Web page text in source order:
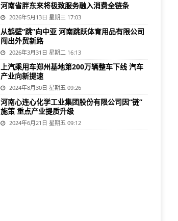
河南省胖东来将极致服务融入消费全链条
2026年5月13日 星期三 17:03
从鹤壁“跳”向中亚 河南跳跃体育用品有限公司
闯出外贸新路
2026年3月31日 星期二 16:13
上汽乘用车郑州基地第200万辆整车下线 汽车
产业向新提速
2024年8月30日 星期五 09:26
河南心连心化学工业集团股份有限公司因“链”
施策 重点产业提质升级
2024年6月21日 星期五 09:12